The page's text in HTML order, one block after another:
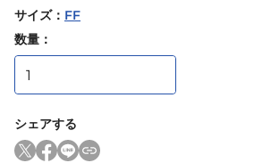
サイズ： FF
数量：
シェアする